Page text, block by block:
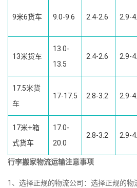
9米6货车 9.0-9.6 2.4-2.6 2.9-
13米货车
13.0-
13.5
2.4-2.6 2.9-
17.5米货
车
17-17.5 2.8-3.2 2.9-
17米+箱
式货车
17.0-
20.0
2.8-3.2 2.9-
行李搬家物流运输注意事项
1、选择正规的物流公司：选择正规的